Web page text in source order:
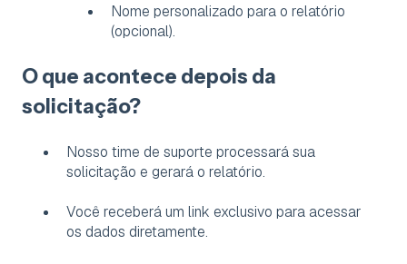
Nome personalizado para o relatório
(opcional).
O que acontece depois da
solicitação?
Nosso time de suporte processará sua
solicitação e gerará o relatório.
Você receberá um link exclusivo para acessar
os dados diretamente.